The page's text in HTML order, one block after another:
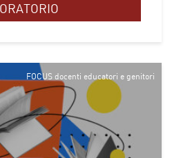
FOCUS docenti educatori e genitori